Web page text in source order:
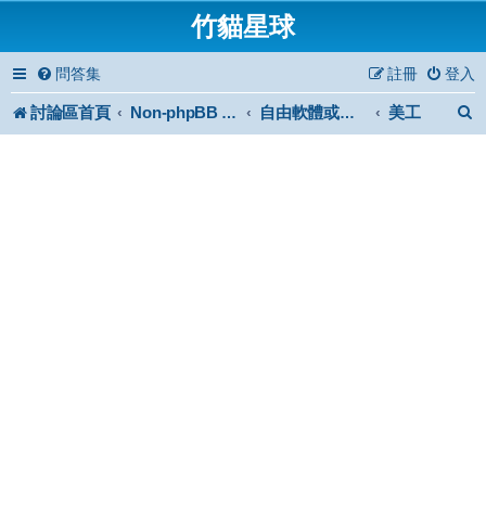
竹貓星球
問答集 登入
註冊
討論區首頁 Non-phpBB specific 自由軟體或免費軟體 美工